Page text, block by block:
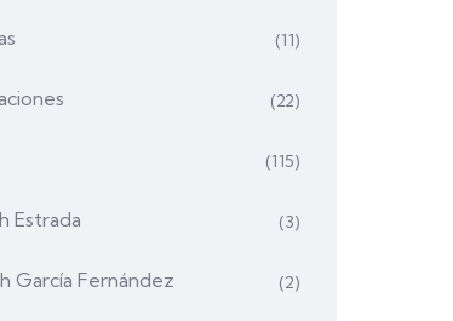
(11)
(22)
(115)
Estrada (3)
García Fernández (2)